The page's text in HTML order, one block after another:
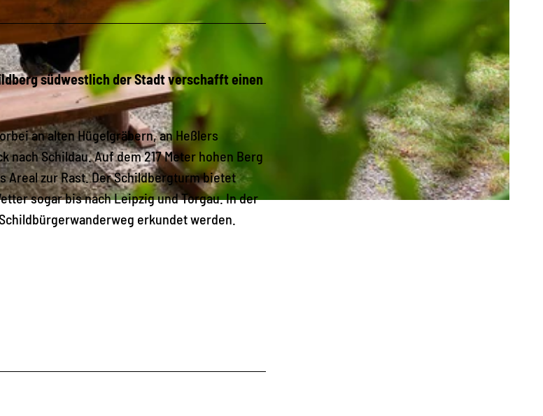
südwestlich der Stadt verschafft einen
an alten Hügelgräbern, an Heßlers
Schildau. Auf dem 217 Meter hohen Berg
Areal zur Rast. Der Schildbergturm bietet
sogar bis nach Leipzig und Torgau. In der
erkundet werden.